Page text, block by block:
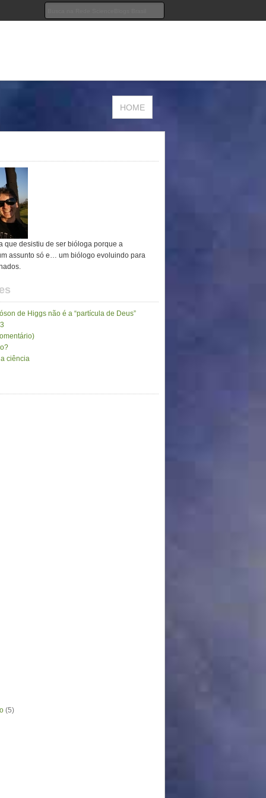
HOME
que desistiu de ser bióloga porque a
assunto só e… um biólogo evoluindo para
de Higgs não é a “partícula de Deus”
ciência
(5)